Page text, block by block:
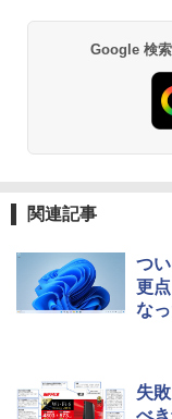
Google 検
関連記事
つ
更
な
失
べ